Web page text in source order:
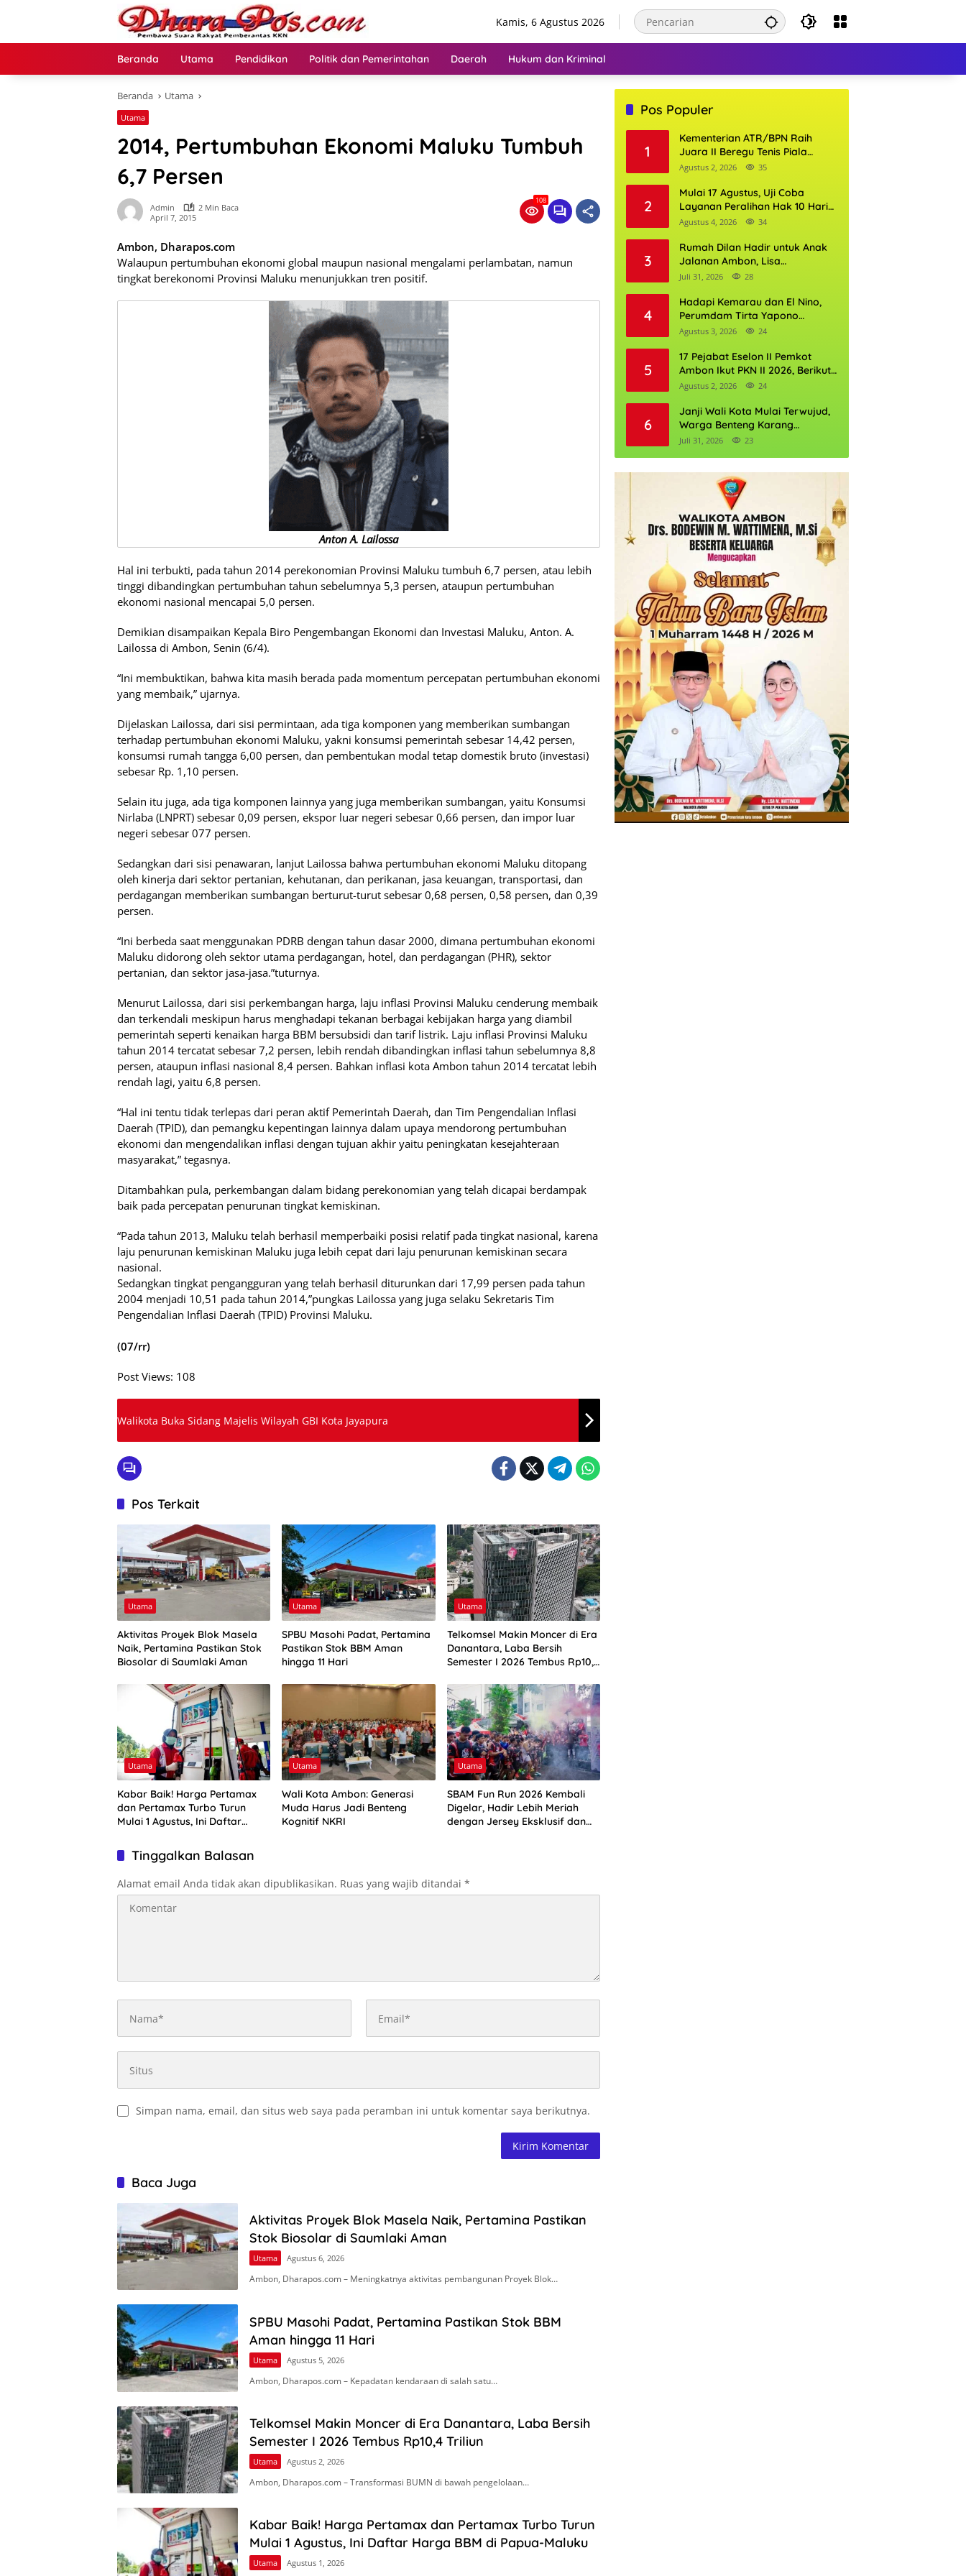
Kamis, 6 Agustus 2026
Beranda Utama Pendidikan Politik dan Pemerintahan Daerah Hukum dan Kriminal
Beranda Utama
Utama
2014, Pertumbuhan Ekonomi Maluku Tumbuh
6,7 Persen
Admin
2 Min Baca
April 7, 2015
108
Ambon, Dharapos.com
Walaupun pertumbuhan ekonomi global maupun nasional mengalami perlambatan, namun
tingkat berekonomi Provinsi Maluku menunjukkan tren positif.
Anton A. Lailossa
Hal ini terbukti, pada tahun 2014 perekonomian Provinsi Maluku tumbuh 6,7 persen, atau lebih
tinggi dibandingkan pertumbuhan tahun sebelumnya 5,3 persen, ataupun pertumbuhan
ekonomi nasional mencapai 5,0 persen.
Demikian disampaikan Kepala Biro Pengembangan Ekonomi dan Investasi Maluku, Anton. A.
Lailossa di Ambon, Senin (6/4).
“Ini membuktikan, bahwa kita masih berada pada momentum percepatan pertumbuhan ekonomi
yang membaik,” ujarnya.
Dijelaskan Lailossa, dari sisi permintaan, ada tiga komponen yang memberikan sumbangan
terhadap pertumbuhan ekonomi Maluku, yakni konsumsi pemerintah sebesar 14,42 persen,
konsumsi rumah tangga 6,00 persen, dan pembentukan modal tetap domestik bruto (investasi)
sebesar Rp. 1,10 persen.
Selain itu juga, ada tiga komponen lainnya yang juga memberikan sumbangan, yaitu Konsumsi
Nirlaba (LNPRT) sebesar 0,09 persen, ekspor luar negeri sebesar 0,66 persen, dan impor luar
negeri sebesar 077 persen.
Sedangkan dari sisi penawaran, lanjut Lailossa bahwa pertumbuhan ekonomi Maluku ditopang
oleh kinerja dari sektor pertanian, kehutanan, dan perikanan, jasa keuangan, transportasi, dan
perdagangan memberikan sumbangan berturut-turut sebesar 0,68 persen, 0,58 persen, dan 0,39
persen.
“Ini berbeda saat menggunakan PDRB dengan tahun dasar 2000, dimana pertumbuhan ekonomi
Maluku didorong oleh sektor utama perdagangan, hotel, dan perdagangan (PHR), sektor
pertanian, dan sektor jasa-jasa.”tuturnya.
Menurut Lailossa, dari sisi perkembangan harga, laju inflasi Provinsi Maluku cenderung membaik
dan terkendali meskipun harus menghadapi tekanan berbagai kebijakan harga yang diambil
pemerintah seperti kenaikan harga BBM bersubsidi dan tarif listrik. Laju inflasi Provinsi Maluku
tahun 2014 tercatat sebesar 7,2 persen, lebih rendah dibandingkan inflasi tahun sebelumnya 8,8
persen, ataupun inflasi nasional 8,4 persen. Bahkan inflasi kota Ambon tahun 2014 tercatat lebih
rendah lagi, yaitu 6,8 persen.
“Hal ini tentu tidak terlepas dari peran aktif Pemerintah Daerah, dan Tim Pengendalian Inflasi
Daerah (TPID), dan pemangku kepentingan lainnya dalam upaya mendorong pertumbuhan
ekonomi dan mengendalikan inflasi dengan tujuan akhir yaitu peningkatan kesejahteraan
masyarakat,” tegasnya.
Ditambahkan pula, perkembangan dalam bidang perekonomian yang telah dicapai berdampak
baik pada percepatan penurunan tingkat kemiskinan.
“Pada tahun 2013, Maluku telah berhasil memperbaiki posisi relatif pada tingkat nasional, karena
laju penurunan kemiskinan Maluku juga lebih cepat dari laju penurunan kemiskinan secara
nasional.
Sedangkan tingkat pengangguran yang telah berhasil diturunkan dari 17,99 persen pada tahun
2004 menjadi 10,51 pada tahun 2014,”pungkas Lailossa yang juga selaku Sekretaris Tim
Pengendalian Inflasi Daerah (TPID) Provinsi Maluku.
(07/rr)
Post Views: 108
Walikota Buka Sidang Majelis Wilayah GBI Kota Jayapura
Pos Terkait
Utama
Aktivitas Proyek Blok Masela
Naik, Pertamina Pastikan Stok
Biosolar di Saumlaki Aman
Utama
SPBU Masohi Padat, Pertamina
Pastikan Stok BBM Aman
hingga 11 Hari
Utama
Telkomsel Makin Moncer di Era
Danantara, Laba Bersih
Semester I 2026 Tembus Rp10,4
Utama
Kabar Baik! Harga Pertamax
dan Pertamax Turbo Turun
Mulai 1 Agustus, Ini Daftar
Utama
Wali Kota Ambon: Generasi
Muda Harus Jadi Benteng
Kognitif NKRI
Utama
SBAM Fun Run 2026 Kembali
Digelar, Hadir Lebih Meriah
dengan Jersey Eksklusif dan
Tinggalkan Balasan
Alamat email Anda tidak akan dipublikasikan. Ruas yang wajib ditandai *
Simpan nama, email, dan situs web saya pada peramban ini untuk komentar saya berikutnya.
Baca Juga
Aktivitas Proyek Blok Masela Naik, Pertamina Pastikan
Stok Biosolar di Saumlaki Aman
Utama Agustus 6, 2026
Ambon, Dharapos.com – Meningkatnya aktivitas pembangunan Proyek Blok…
SPBU Masohi Padat, Pertamina Pastikan Stok BBM
Aman hingga 11 Hari
Utama Agustus 5, 2026
Ambon, Dharapos.com – Kepadatan kendaraan di salah satu…
Telkomsel Makin Moncer di Era Danantara, Laba Bersih
Semester I 2026 Tembus Rp10,4 Triliun
Utama Agustus 2, 2026
Ambon, Dharapos.com – Transformasi BUMN di bawah pengelolaan…
Kabar Baik! Harga Pertamax dan Pertamax Turbo Turun
Mulai 1 Agustus, Ini Daftar Harga BBM di Papua-Maluku
Utama Agustus 1, 2026
Pos Populer
1
Kementerian ATR/BPN Raih
Juara II Beregu Tenis Piala
Gubernur DKI Jakarta 2026
Agustus 2, 2026 35
2
Mulai 17 Agustus, Uji Coba
Layanan Peralihan Hak 10 Hari
di 15 Kantor Pertanahan
Agustus 4, 2026 34
3
Rumah Dilan Hadir untuk Anak
Jalanan Ambon, Lisa
Wattimena: Tak Ada Anak yang
Depannya
Juli 31, 2026 28
4
Hadapi Kemarau dan El Nino,
Perumdam Tirta Yapono
Perkuat Cadangan Air Ambon
Agustus 3, 2026 24
5
17 Pejabat Eselon II Pemkot
Ambon Ikut PKN II 2026, Berikut
Daftarnya
Agustus 2, 2026 24
6
Janji Wali Kota Mulai Terwujud,
Warga Benteng Karang
Ditargetkan Nikmati Air Bersih
Juli 31, 2026 23